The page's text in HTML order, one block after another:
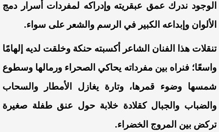
الوجود ندرك عمق عبقريته وإدراكه لمفردات أسرار دمج
الألوان وإبداعه الكبير في الرسم والشعر على سواء.
تنقلات هذا الفنان الشاعر أكسبته حنكة وخلقت لديه إلهامًا
واسعًا؛ فنراه بين مفرداته يحاكي الصحراء ورمالها وسطوع
شمسها وضوء قمرها، وتارة يغازل الأمطار والسحاب
والضباب والجبال كقلادة خلابة حول عنق طفلة صغيرة
تركض بين المروج الخضراء.